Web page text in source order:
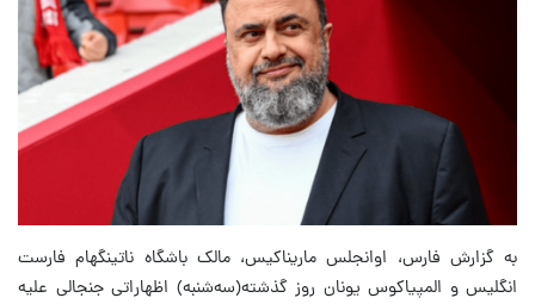
به گزارش فارس، اوانجلس ماریناکیس، مالک باشگاه ناتینگهام فارست
انگلیس و المپیاکوس یونان روز گذشته(سه‌شنبه) اظهاراتی جنجالی علیه